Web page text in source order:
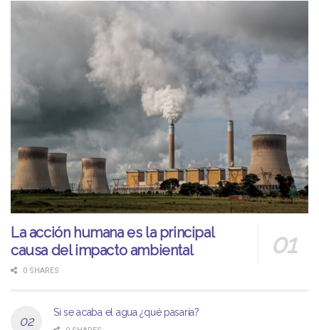
La acción humana es la principal
causa del impacto ambiental
0 SHARES
Si se acaba el agua ¿qué pasaría?